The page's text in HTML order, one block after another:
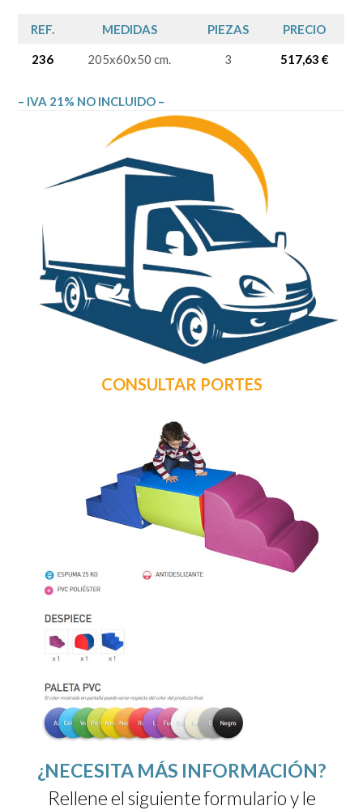
REF. MEDIDAS PIEZAS PRECIO
236 205x60x50 cm. 3 517,63 €
– IVA 21% NO INCLUIDO –
CONSULTAR PORTES
¿NECESITA MÁS INFORMACIÓN?
Rellene el siguiente formulario y le